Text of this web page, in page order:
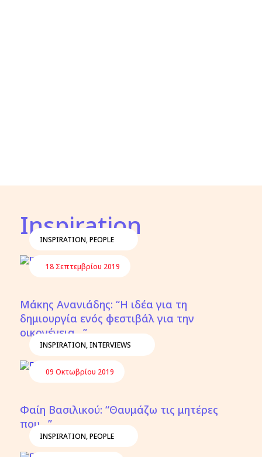
Inspiration
INSPIRATION,PEOPLE
18 Σεπτεμβρίου 2019
Μάκης Ανανιάδης: “Η ιδέα για τη
δημιουργία ενός φεστιβάλ για την
οικογένεια…”
INSPIRATION,INTERVIEWS
09 Οκτωβρίου 2019
Φαίη Βασιλικού: “Θαυμάζω τις μητέρες
που…”
INSPIRATION,PEOPLE